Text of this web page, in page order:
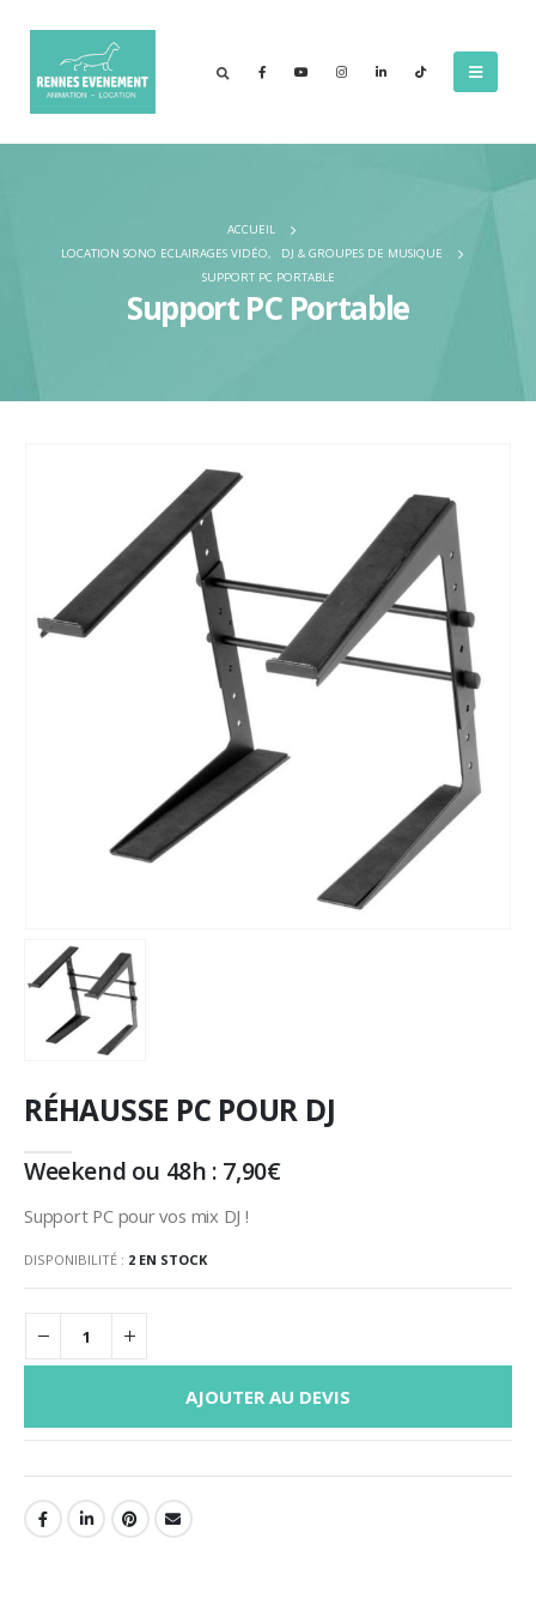
ACCUEIL
LOCATION SONO ECLAIRAGES VIDÉO,
DJ & GROUPES DE MUSIQUE
SUPPORT PC PORTABLE
Support PC Portable
RÉHAUSSE PC POUR DJ
Weekend ou 48h : 7,90€
Support PC pour vos mix DJ !
DISPONIBILITÉ : 2 EN STOCK
AJOUTER AU DEVIS